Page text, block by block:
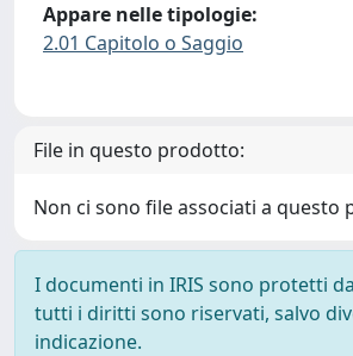
Appare nelle tipologie:
2.01 Capitolo o Saggio
File in questo prodotto:
Non ci sono file associati a questo
I documenti in IRIS sono protetti
tutti i diritti sono riservati, salvo
indicazione.